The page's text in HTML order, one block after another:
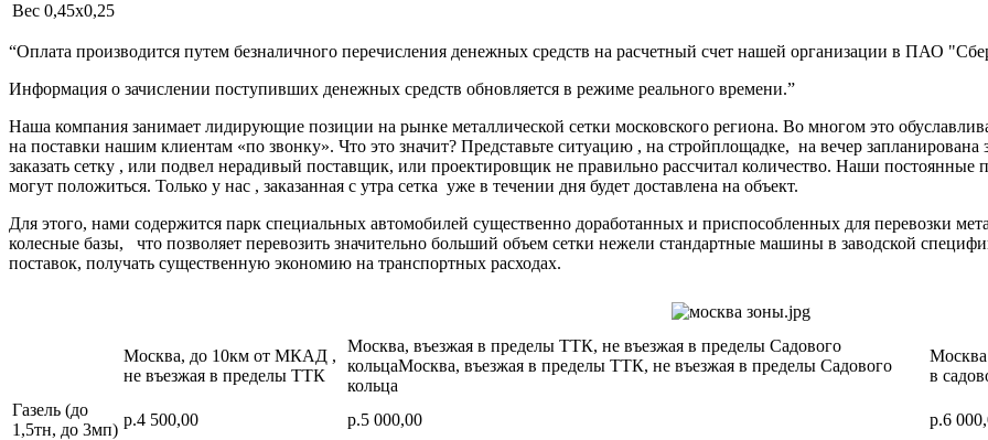
Вес 0,45х0,25
“Оплата производится путем безналичного перечисления денежных средств на расчетный счет нашей организации в ПАО
Информация о зачислении поступивших денежных средств обновляется в режиме реального времени.”
Наша компания занимает лидирующие позиции на рынке металлической сетки московского региона. Во многом это
на поставки нашим клиентам «по звонку». Что это значит? Представьте ситуацию , на стройплощадке, на вечер
заказать сетку , или подвел нерадивый поставщик, или проектировщик не правильно рассчитал количество. Наши
могут положиться. Только у нас , заказанная с утра сетка уже в течении дня будет доставлена на объект.
Для этого, нами содержится парк специальных автомобилей существенно доработанных и приспособленных для перевозки
колесные базы, что позволяет перевозить значительно больший объем сетки нежели стандартные машины в заводской
поставок, получать существенную экономию на транспортных расходах.
Москва, до 10км от МКАД ,
не въезжая в пределы ТТК
Москва, въезжая в пределы ТТК, не въезжая в пределы Садового
кольцаМосква, въезжая в пределы ТТК, не въезжая в пределы Садового
кольца
Москва
в
Газель (до
1,5тн, до 3мп)
р.4 500,00 р.5 000,00
р.6